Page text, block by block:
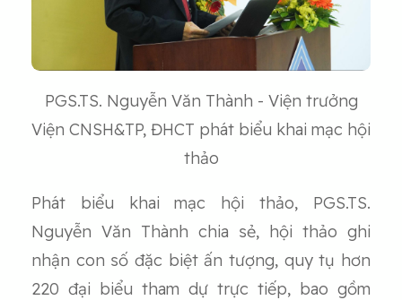
PGS.TS. Nguyễn Văn Thành - Viện trưởng
Viện CNSH&TP, ĐHCT phát biểu khai mạc hội
thảo
Phát biểu khai mạc hội thảo, PGS.TS.
Nguyễn Văn Thành chia sẻ, hội thảo ghi
nhận con số đặc biệt ấn tượng, quy tụ hơn
220 đại biểu tham dự trực tiếp, bao gồm